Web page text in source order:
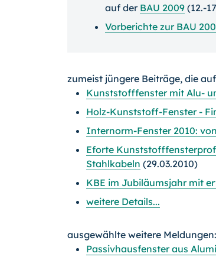
auf der BAU 2009 (12.-
Vorberichte zur BAU
zumeist jüngere Beiträge, die
Kunststofffenster mit Alu-
Holz-Kunststoff-Fenster -
Internorm-Fenster 2010:
Eforte
Stahlkabeln (29.03.2010)
KBE im Jubiläumsjahr mit
weitere Details...
ausgewählte weitere Meldungen:
Passivhausfenster aus